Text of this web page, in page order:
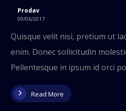
Prodav
09/06/2017
Quisque velit nisi, pretium ut
enim. Donec sollicitudin
Pellentesque in ipsum id orci
Read More